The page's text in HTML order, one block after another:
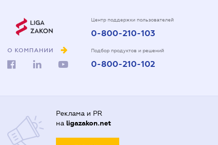
О КОМПАНИИ
Центр поддержки пользователей
0-800-210-103
Подбор продуктов и решений
0-800-210-102
Реклама и PR
на ligazakon.net